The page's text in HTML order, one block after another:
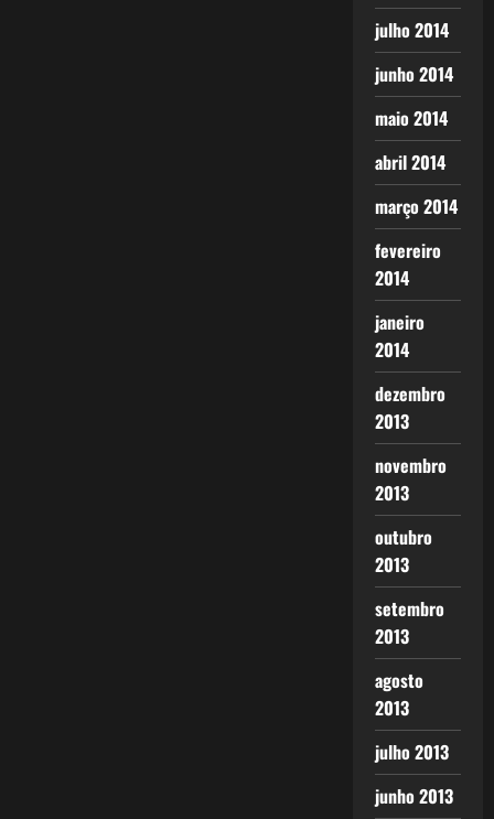
julho 2014
junho 2014
maio 2014
abril 2014
março 2014
fevereiro
2014
janeiro
2014
dezembro
2013
novembro
2013
outubro
2013
setembro
2013
agosto
2013
julho 2013
junho 2013